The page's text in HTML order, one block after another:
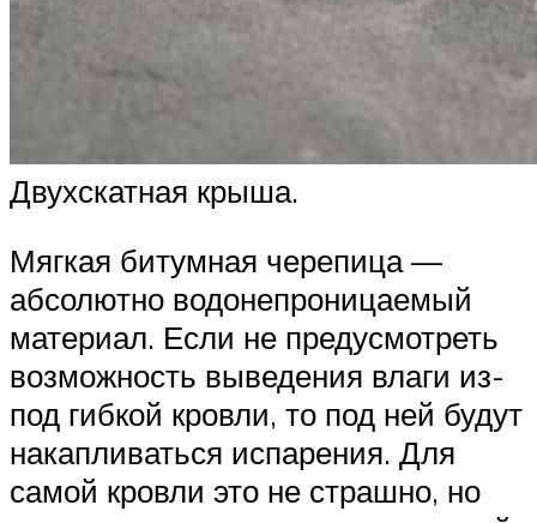
Двухскатная крыша.
Мягкая битумная черепица —
абсолютно водонепроницаемый
материал. Если не предусмотреть
возможность выведения влаги из-
под гибкой кровли, то под ней будут
накапливаться испарения. Для
самой кровли это не страшно, но